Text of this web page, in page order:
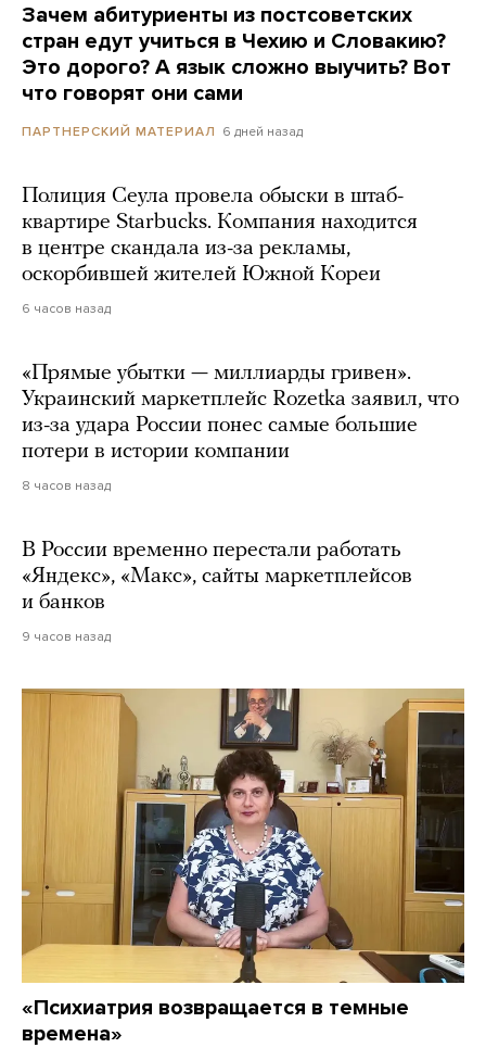
Зачем абитуриенты из постсоветских
стран едут учиться в Чехию и Словакию?
Это дорого? А язык сложно выучить? Вот
что говорят они сами
ПАРТНЕРСКИЙ МАТЕРИАЛ 6 дней назад
Полиция Сеула провела обыски в штаб-
квартире Starbucks. Компания находится
в центре скандала из-за рекламы,
оскорбившей жителей Южной Кореи
6 часов назад
«Прямые убытки — миллиарды гривен».
Украинский маркетплейс Rozetka заявил, что
из-за удара России понес самые большие
потери в истории компании
8 часов назад
В России временно перестали работать
«Яндекс», «Макс», сайты маркетплейсов
и банков
9 часов назад
«Психиатрия возвращается в темные
времена»